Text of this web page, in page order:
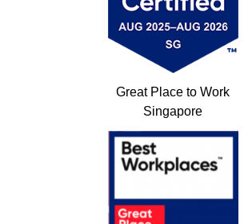
Great Place to Work
Singapore